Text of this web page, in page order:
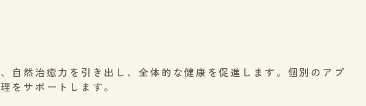
自然治癒力を引き出し、全体的な健康を促進します。個別のアプ
をサポートします。